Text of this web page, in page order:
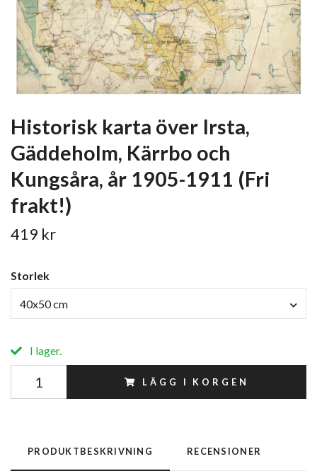
Historisk karta över Irsta,
Gäddeholm, Kärrbo och
Kungsåra, år 1905-1911 (Fri
frakt!)
419 kr
Storlek
40x50 cm
I lager.
LÄGG I KORGEN
PRODUKTBESKRIVNING RECENSIONER